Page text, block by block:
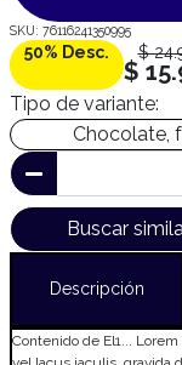
SKU: 76116241350995
50% Desc. $
$
Tipo de variante:
Chocolate,
Buscar
Descripción
Contenido de El1...